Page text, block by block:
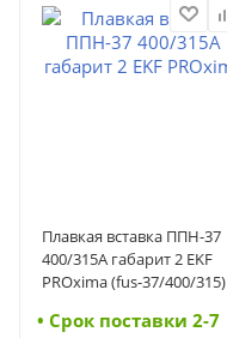
Плавкая вставка ППН-37
400/315А габарит 2 EKF
PROxima (fus-37/400/315)
• Cрок поставки 2-7